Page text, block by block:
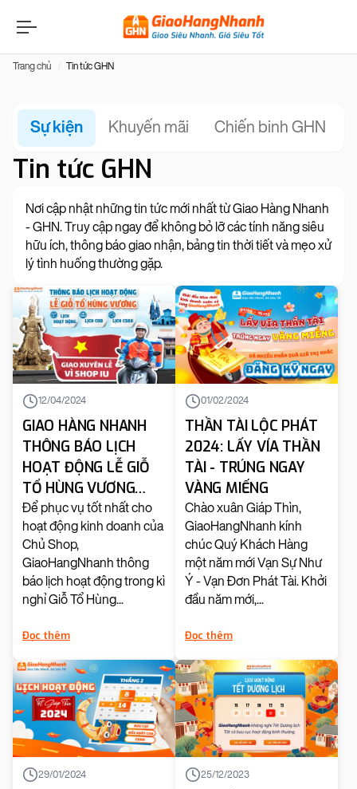
Trang chủ Tin tức GHN
Sự kiện Khuyến mãi Chiến binh GHN
Tin tức GHN
Nơi cập nhật những tin tức mới nhất từ Giao Hàng Nhanh
- GHN. Truy cập ngay để không bỏ lỡ các tính năng siêu
hữu ích, thông báo giao nhận, bảng tin thời tiết và mẹo xử
lý tình huống thường gặp.
12/04/2024
GIAO HÀNG NHANH
THÔNG BÁO LỊCH
HOẠT ĐỘNG LỄ GIỖ
TỔ HÙNG VƯƠNG
2024
Để phục vụ tốt nhất cho
hoạt động kinh doanh của
Chủ Shop,
GiaoHangNhanh thông
báo lịch hoạt động trong kì
nghỉ Giỗ Tổ Hùng...
Đọc thêm
01/02/2024
THẦN TÀI LỘC PHÁT
2024: LẤY VÍA THẦN
TÀI - TRÚNG NGAY
VÀNG MIẾNG
Chào xuân Giáp Thìn,
GiaoHangNhanh kính
chúc Quý Khách Hàng
một năm mới Vạn Sự Như
Ý - Vạn Đơn Phát Tài. Khởi
đầu năm mới,...
Đọc thêm
29/01/2024 25/12/2023